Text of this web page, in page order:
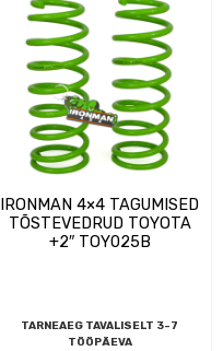
IRONMAN 4×4 TAGUMISED
TÕSTEVEDRUD TOYOTA
+2″ TOY025B
TARNEAEG TAVALISELT 3-7
TÖÖPÄEVA